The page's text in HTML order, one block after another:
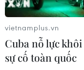
Cũng theo ông
khai đường dây
tiếp để chủ
những nhu cầu
Bất kể nhu cầu
vietnamplus.vn
Cuba nỗ lực
sự cố toàn quốc